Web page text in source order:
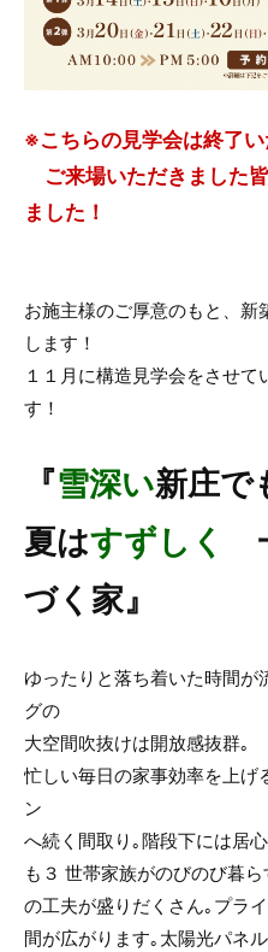
※こちらの見学会は終了い
ご来場いただきました
ました！
お施主様のご厚意のもと、新
します！
１１月に構造見学会をさせ
す！
『雪深い新庄で
夏はすずしく
づく家』
ゆったりと落ち着いた時間が
グの
大空間吹抜けは開放感抜群｡
忙しい毎日の家事効率を上
ン
へ続く間取り｡階段下には居
も３ 世帯家族がのびのび暮ら
の工夫が盛りだくさん｡プラ
間が広がります｡太陽光パネ